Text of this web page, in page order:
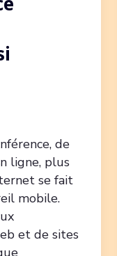
de
ligne, plus
se fait
mobile.
et de sites